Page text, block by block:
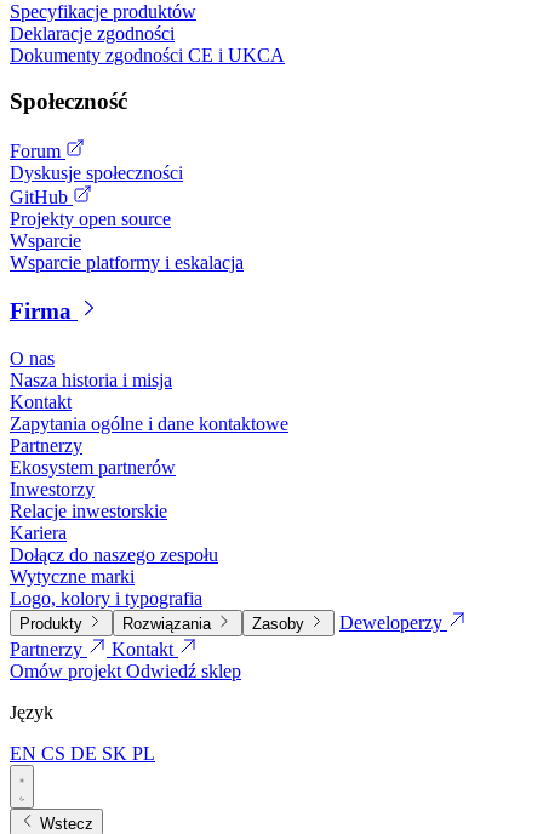
Specyfikacje produktów
Deklaracje zgodności
Dokumenty zgodności CE i UKCA
Społeczność
Forum
Dyskusje społeczności
GitHub
Projekty open source
Wsparcie
Wsparcie platformy i eskalacja
Firma
O nas
Nasza historia i misja
Kontakt
Zapytania ogólne i dane kontaktowe
Partnerzy
Ekosystem partnerów
Inwestorzy
Relacje inwestorskie
Kariera
Dołącz do naszego zespołu
Wytyczne marki
Logo, kolory i typografia
Produkty Rozwiązania Zasoby
Deweloperzy
Partnerzy
Kontakt
Omów projektOdwiedź sklep
Język
EN CS DE SK PL
Wstecz